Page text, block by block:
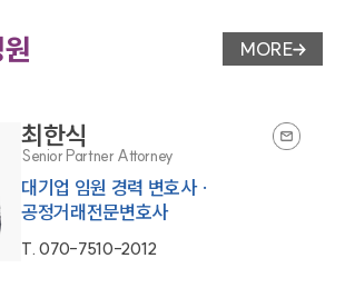
변호사 페
MORE
최한식
Senior Partner Attorney
대기업 임원 경력 변호사 ·
공정거래전문변호사
T.070-7510-2012